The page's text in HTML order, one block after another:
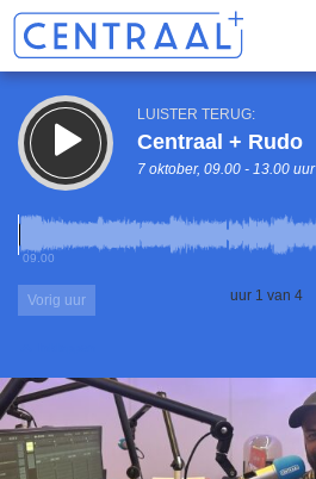
LUISTER TERUG:
Centraal + Rudo
7 oktober, 09.00 - 13.00 uur
09.00
Vorig uur uur 1 van 4